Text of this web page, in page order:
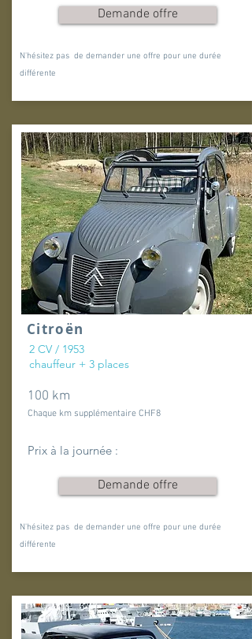
Demande offre
N'hésitez pas de demander une offre pour une durée
différente
Citroën
2 CV / 1953
chauffeur + 3 places
100 km
Chaque km supplémentaire CHF8
Prix à la journée :
Demande offre
N'hésitez pas de demander une offre pour une durée
différente